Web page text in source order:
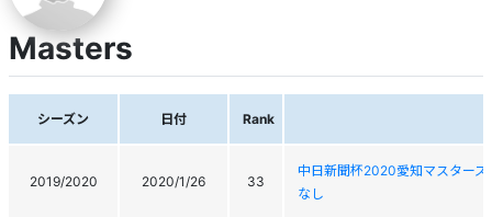
Masters
シーズン 日付 Rank
2019/2020 2020/1/26 33
中日新聞杯2020愛知マスター
なし